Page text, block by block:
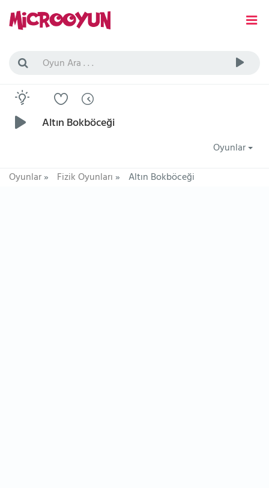
Altın Bokböceği
Oyunlar
Oyunlar» Fizik Oyunları» Altın Bokböceği